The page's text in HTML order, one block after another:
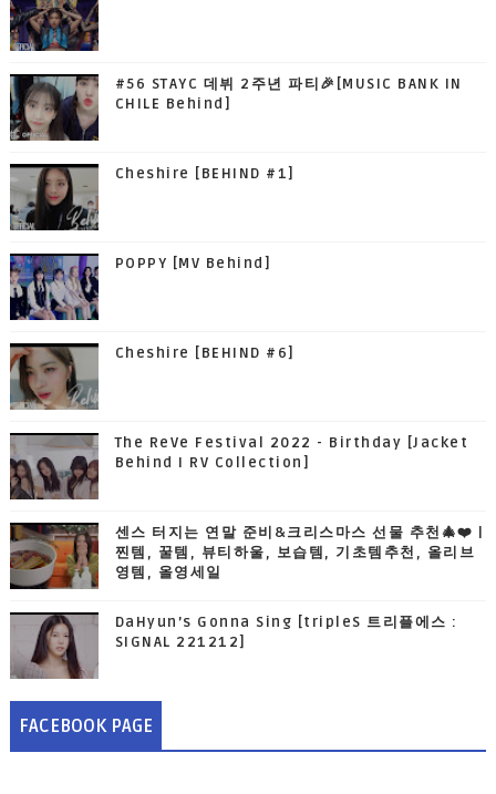
#56 STAYC 데뷔 2주년 파티🎉[MUSIC BANK IN
CHILE Behind]
Cheshire [BEHIND #1]
POPPY [MV Behind]
Cheshire [BEHIND #6]
The ReVe Festival 2022 - Birthday [Jacket
Behind I RV Collection]
센스 터지는 연말 준비&크리스마스 선물 추천🎄❤️ |
찐템, 꿀템, 뷰티하울, 보습템, 기초템추천, 올리브
영템, 올영세일
DaHyun’s Gonna Sing [tripleS 트리플에스 :
SIGNAL 221212]
FACEBOOK PAGE